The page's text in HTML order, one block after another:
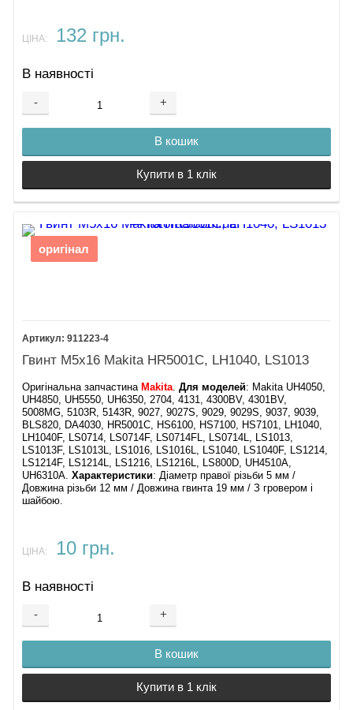
ЦІНА: 132 грн.
В наявності
- +
В кошик
Купити в 1 клік
оригінал
911223-4
Гвинт М5х16 Makita HR5001C, LH1040, LS1013
Оригінальна запчастина Makita .Для моделей: Makita UH4050,
UH4850, UH5550, UH6350, 2704, 4131, 4300BV, 4301BV,
5008MG, 5103R, 5143R, 9027, 9027S, 9029, 9029S, 9037, 9039,
BLS820, DA4030, HR5001C, HS6100, HS7100, HS7101, LH1040,
LH1040F, LS0714, LS0714F, LS0714FL, LS0714L, LS1013,
LS1013F, LS1013L, LS1016, LS1016L, LS1040, LS1040F, LS1214,
LS1214F, LS1214L, LS1216, LS1216L, LS800D, UH4510A,
UH6310A​.Характеристики: ​Діаметр правої різьби 5 мм /
Довжина різьби 12 мм / Довжина гвинта 19 мм / З гровером і
шайбою.
ЦІНА: 10 грн.
В наявності
- +
В кошик
Купити в 1 клік